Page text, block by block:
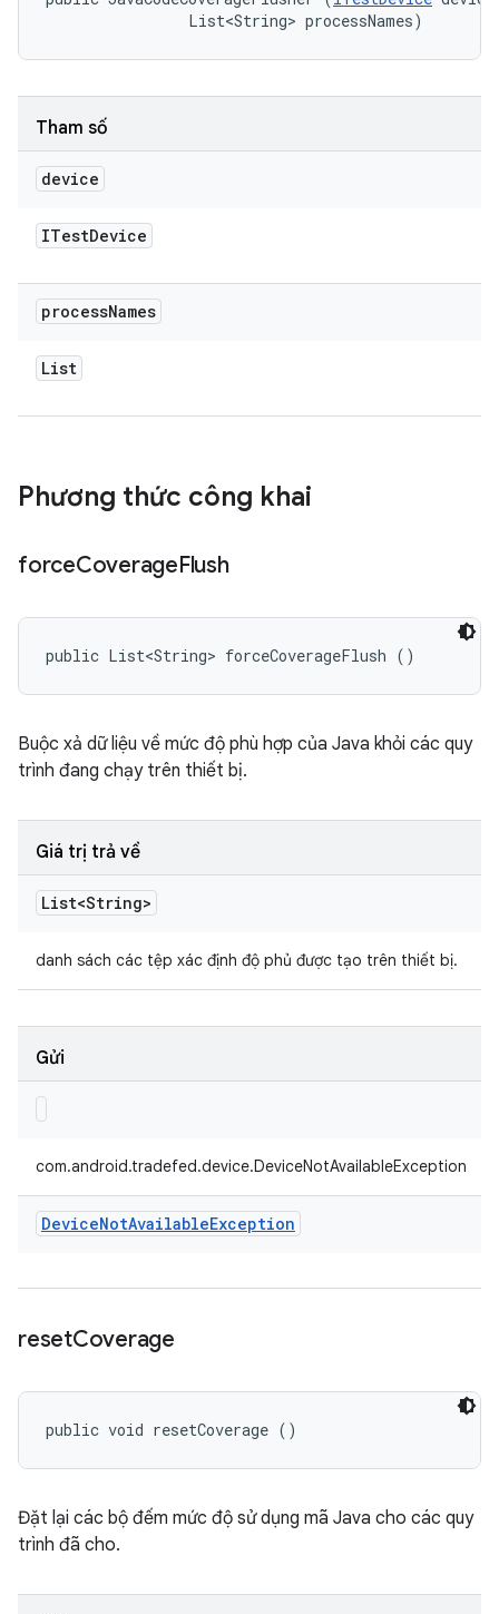
                List<String> processNames)
Tham số
device
ITestDevice
processNames
List
Phương thức công khai
forceCoverageFlush
public List<String> forceCoverageFlush ()
Buộc xả dữ liệu về mức độ phù hợp của Java khỏi các quy
trình đang chạy trên thiết bị.
Giá trị trả về
List<String>
danh sách các tệp xác định độ phủ được tạo trên thiết bị.
Gửi
com.android.tradefed.device.DeviceNotAvailableException
DeviceNotAvailableException
resetCoverage
public void resetCoverage ()
Đặt lại các bộ đếm mức độ sử dụng mã Java cho các quy
trình đã cho.